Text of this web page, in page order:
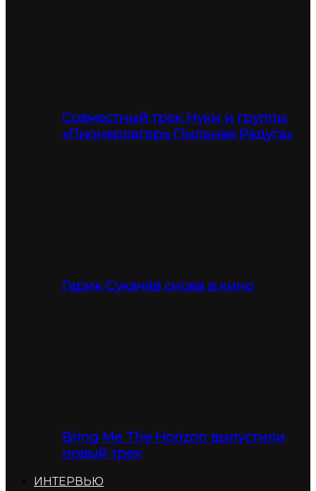
Совместный трек Нуки и группы
«Пионерлагерь Пыльная Радуга»
Гарик Сукачёв снова в кино
Bring Me The Horizon выпустили
новый трек
ИНТЕРВЬЮ